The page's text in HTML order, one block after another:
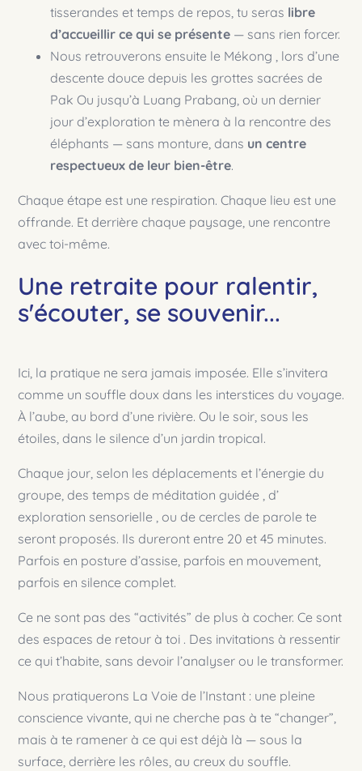
tisserandes et temps de repos, tu seras libre
d’accueillir ce qui se présente — sans rien forcer.
Nous retrouverons ensuite le Mékong , lors d’une
descente douce depuis les grottes sacrées de
Pak Ou jusqu’à Luang Prabang, où un dernier
jour d’exploration te mènera à la rencontre des
éléphants — sans monture, dans un centre
respectueux de leur bien-être.
Chaque étape est une respiration. Chaque lieu est une
offrande. Et derrière chaque paysage, une rencontre
avec toi-même.
Une retraite pour ralentir,
s'écouter, se souvenir...
Ici, la pratique ne sera jamais imposée. Elle s’invitera
comme un souffle doux dans les interstices du voyage.
À l’aube, au bord d’une rivière. Ou le soir, sous les
étoiles, dans le silence d’un jardin tropical.
Chaque jour, selon les déplacements et l’énergie du
groupe, des temps de méditation guidée , d’
exploration sensorielle , ou de cercles de parole te
seront proposés. Ils dureront entre 20 et 45 minutes.
Parfois en posture d’assise, parfois en mouvement,
parfois en silence complet.
Ce ne sont pas des “activités” de plus à cocher. Ce sont
des espaces de retour à toi . Des invitations à ressentir
ce qui t’habite, sans devoir l’analyser ou le transformer.
Nous pratiquerons La Voie de l’Instant : une pleine
conscience vivante, qui ne cherche pas à te “changer”,
mais à te ramener à ce qui est déjà là — sous la
surface, derrière les rôles, au creux du souffle.